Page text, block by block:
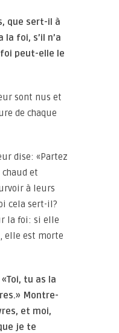
que sert-il à
la foi, s’il n’a
peut-elle le
sont nus et
de chaque
dise: «Partez
et
à leurs
cela sert-il?
la foi: si elle
elle est morte
tu as la
Montre-
et moi,
je te